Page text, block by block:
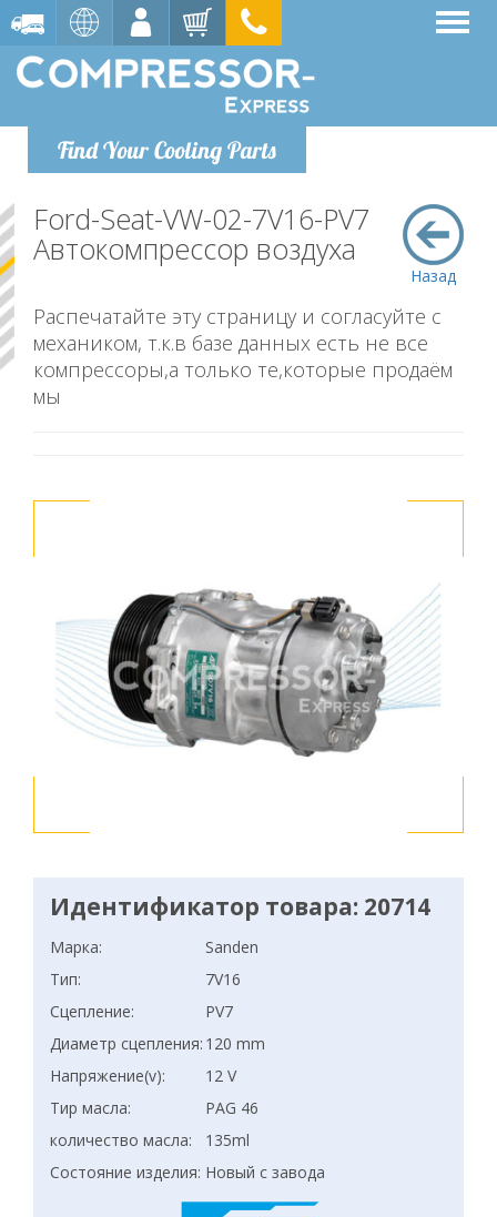
Find Your Cooling Parts
Назад
Ford-Seat-VW-02-7V16-PV7
Автокомпрессор воздуха
Распечатайте эту страницу и согласуйте с
механиком, т.к.в базе данных есть не все
компрессоры,а только те,которые продаём
мы
Идентификатор товара: 20714
Марка:
Sanden
Тип:
7V16
Сцепление:
PV7
Диаметр сцепления: 120 mm
Напряжение(v):
12 V
Тир масла:
PAG 46
количество масла:
135ml
Состояние изделия: Новый с завода